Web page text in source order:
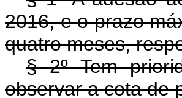
2016, e o prazo
quatro meses,
§ 2º Tem
observar a cota de